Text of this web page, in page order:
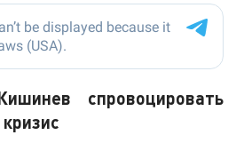
спровоцировать